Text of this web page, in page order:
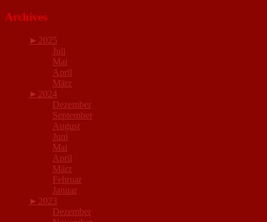
Archives
► 2025
Juli
Mai
April
März
► 2024
Dezember
September
August
Juni
Mai
April
März
Februar
Januar
► 2023
Dezember